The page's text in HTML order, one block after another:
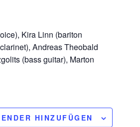
Kira Linn (bariton
Andreas Theobald
(bass guitar), Marton
HINZUFÜGEN